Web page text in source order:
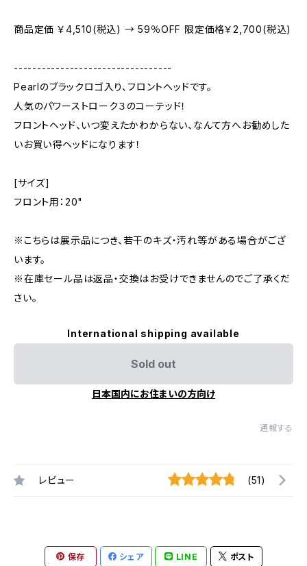
商品定価 ￥4,510(税込) → 59％OFF 限定価格￥2,700(税込)
----------------------------------
Pearlのブラックロゴ入り、フロントヘッドです。
人気のパワーストローク３のコーテッド！
フロントヘッド、いつ変えたかわからない、なんて方へお勧めした
いお買い得ヘッドになります！
[サイズ]
フロント用：20"
※こちらは展示品につき、若干のキズ・汚れ等がある場合がござ
います。
※在庫セール品は返品・交換はお受けできませんのでご了承くだ
さい。
International shipping available
Sold out
日本国内にお住まいの方向け
通報する
レビュー (51)
保存 シェア LINE ポスト